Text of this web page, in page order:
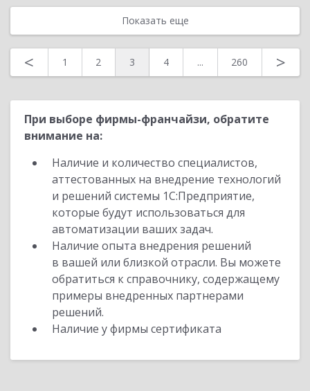
Показать еще
< 1 2 3 4 ... 260 >
При выборе фирмы-франчайзи, обратите
внимание на:
Наличие и количество специалистов,
аттестованных на внедрение технологий
и решений системы 1С:Предприятие,
которые будут использоваться для
автоматизации ваших задач.
Наличие опыта внедрения решений
в вашей или близкой отрасли. Вы можете
обратиться к справочнику, содержащему
примеры внедренных партнерами
решений.
Наличие у фирмы сертификата